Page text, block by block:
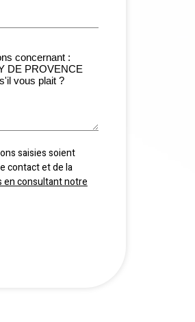
saisies soient
contact et de la
en consultant notre